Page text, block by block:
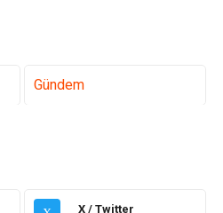
Gündem
X / Twitter